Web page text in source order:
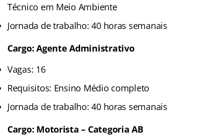
Técnico em Meio Ambiente
Jornada de trabalho: 40 horas semanais
Cargo: Agente Administrativo
Vagas: 16
Requisitos: Ensino Médio completo
Jornada de trabalho: 40 horas semanais
Cargo: Motorista – Categoria AB